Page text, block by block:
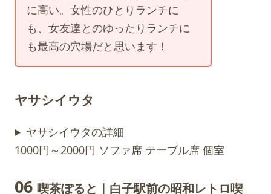
に高い。女性のひとりランチに
も、女友達とのゆったりランチに
も最高の穴場だと思います！
ヤサシイウタ
ヤサシイウタの詳細
1000円～2000円 ソファ席 テーブル席 個室
06 喫茶ぽると｜白子駅前の昭和レトロ喫